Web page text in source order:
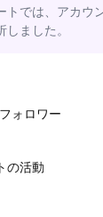
トでは、アカウ
ました。
ォロワー
の活動